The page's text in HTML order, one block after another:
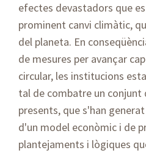
efectes devastadors que
prominent canvi climàtic,
del planeta. En
de mesures per avançar
circular, les institucions
tal de combatre un conjunt
presents, que s'han
d'un model econòmic i de
plantejaments i lògiques